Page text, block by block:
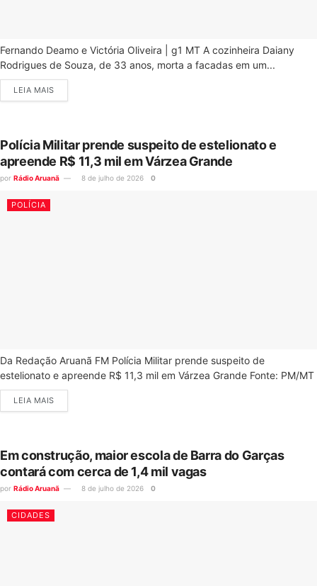
Fernando Deamo e Victória Oliveira | g1 MT A cozinheira Daiany
Rodrigues de Souza, de 33 anos, morta a facadas em um...
LEIA MAIS
Polícia Militar prende suspeito de estelionato e
apreende R$ 11,3 mil em Várzea Grande
por Rádio Aruanã 8 de julho de 2026 0
POLÍCIA
Da Redação Aruanã FM Polícia Militar prende suspeito de
estelionato e apreende R$ 11,3 mil em Várzea Grande Fonte: PM/MT
LEIA MAIS
Em construção, maior escola de Barra do Garças
contará com cerca de 1,4 mil vagas
por Rádio Aruanã 8 de julho de 2026 0
CIDADES